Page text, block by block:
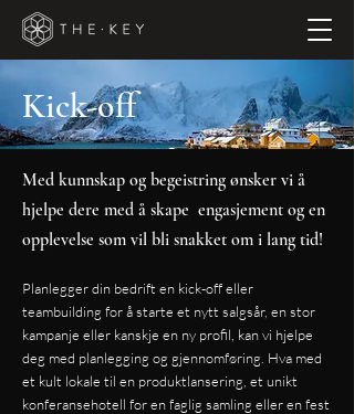
Kick-off
Med kunnskap og begeistring ønsker vi å
hjelpe dere med å skape engasjement og en
opplevelse som vil bli snakket om i lang tid!
Planlegger din bedrift en kick-off eller
teambuilding for å starte et nytt salgsår, en stor
kampanje eller kanskje en ny profil, kan vi hjelpe
deg med planlegging og gjennomføring. Hva med
et kult lokale til en produktlansering, et unikt
konferansehotell for en faglig samling eller en fest